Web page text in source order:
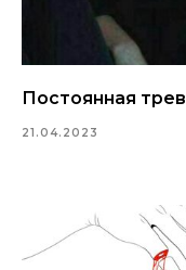
Постоянная
21.04.2023